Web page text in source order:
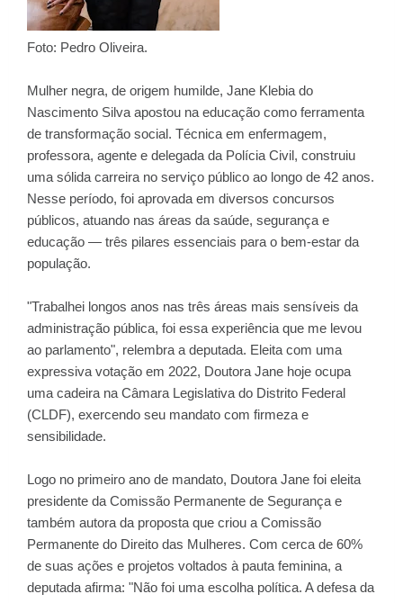
Foto: Pedro Oliveira.
Mulher negra, de origem humilde, Jane Klebia do
Nascimento Silva apostou na educação como ferramenta
de transformação social. Técnica em enfermagem,
professora, agente e delegada da Polícia Civil, construiu
uma sólida carreira no serviço público ao longo de 42 anos.
Nesse período, foi aprovada em diversos concursos
públicos, atuando nas áreas da saúde, segurança e
educação — três pilares essenciais para o bem-estar da
população.
"Trabalhei longos anos nas três áreas mais sensíveis da
administração pública, foi essa experiência que me levou
ao parlamento", relembra a deputada. Eleita com uma
expressiva votação em 2022, Doutora Jane hoje ocupa
uma cadeira na Câmara Legislativa do Distrito Federal
(CLDF), exercendo seu mandato com firmeza e
sensibilidade.
Logo no primeiro ano de mandato, Doutora Jane foi eleita
presidente da Comissão Permanente de Segurança e
também autora da proposta que criou a Comissão
Permanente do Direito das Mulheres. Com cerca de 60%
de suas ações e projetos voltados à pauta feminina, a
deputada afirma: "Não foi uma escolha política. A defesa da